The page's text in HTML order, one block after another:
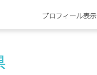
プロフィール表示